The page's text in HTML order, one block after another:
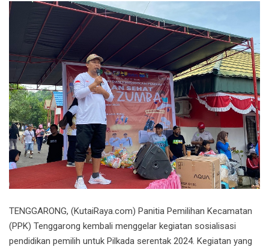
TENGGARONG, (KutaiRaya.com) Panitia Pemilihan Kecamatan
(PPK) Tenggarong kembali menggelar kegiatan sosialisasi
pendidikan pemilih untuk Pilkada serentak 2024. Kegiatan yang